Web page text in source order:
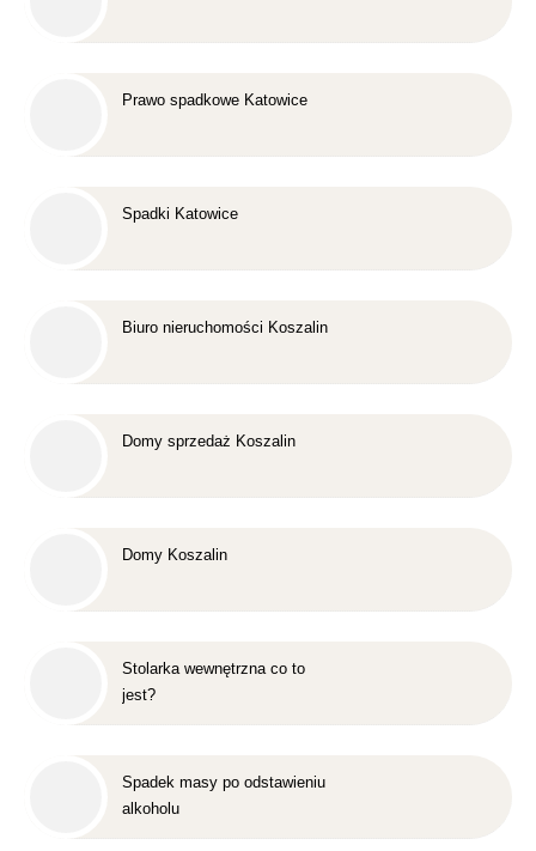
Prawo spadkowe Katowice
Spadki Katowice
Biuro nieruchomości Koszalin
Domy sprzedaż Koszalin
Domy Koszalin
Stolarka wewnętrzna co to
jest?
Spadek masy po odstawieniu
alkoholu